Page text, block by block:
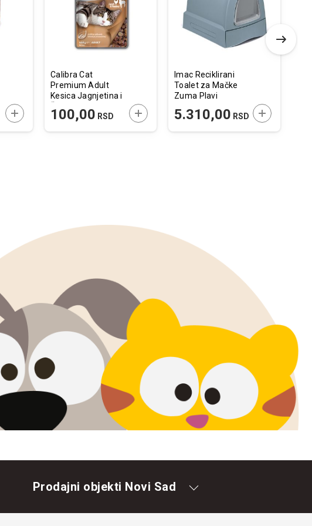
DODAJTE U KORPU
Calibra Cat
Premium Adult
Kesica Jagnjetina i
100,00 RSD DODAJTE U KORPU
Imac Reciklirani
Toalet za Mačke
Zuma Plavi
5.310,00 RSD DODAJTE U
želja
Prodajni objekti Novi Sad